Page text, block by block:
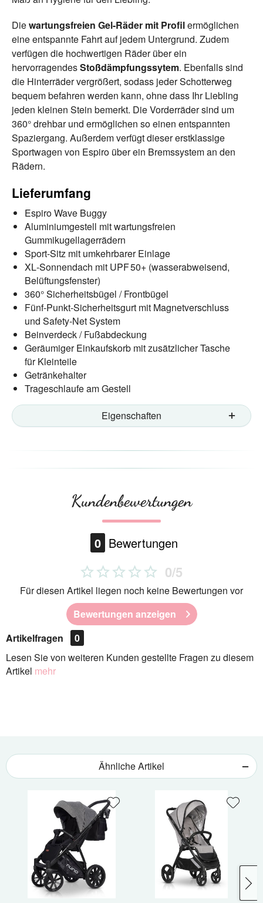
Diewartungsfreien Gel-Räder mit Profilermöglichen
eine entspannte Fahrt auf jedem Untergrund. Zudem
verfügen die hochwertigen Räder über ein
hervorragendesStoßdämpfungssytem. Ebenfalls sind
die Hinterräder vergrößert, sodass jeder Schotterweg
bequem befahren werden kann, ohne dass Ihr Liebling
jeden kleinen Stein bemerkt. Die Vorderräder sind um
360° drehbar und ermöglichen so einen entspannten
Spaziergang. Außerdem verfügt dieser erstklassige
Sportwagen von Espiro über ein Bremssystem an den
Rädern.
Lieferumfang
Espiro Wave Buggy
Aluminiumgestell mit wartungsfreien
Gummikugellagerrädern
Sport-Sitz mit umkehrbarer Einlage
XL‑Sonnendach mit UPF 50+ (wasserabweisend,
Belüftungsfenster)
360° Sicherheitsbügel / Frontbügel
Fünf‑Punkt‑Sicherheitsgurt mit Magnetverschluss
und Safety‑Net System
Beinverdeck / Fußabdeckung
Geräumiger Einkaufskorb mit zusätzlicher Tasche
für Kleinteile
Getränkehalter
Trageschlaufe am Gestell
Eigenschaften
Kundenbewertungen
0 Bewertungen
0/5
Für diesen Artikel liegen noch keine Bewertungen vor
Bewertungen anzeigen
Artikelfragen
0
Lesen Sie von weiteren Kunden gestellte Fragen zu diesem
Artikel mehr
Ähnliche Artikel